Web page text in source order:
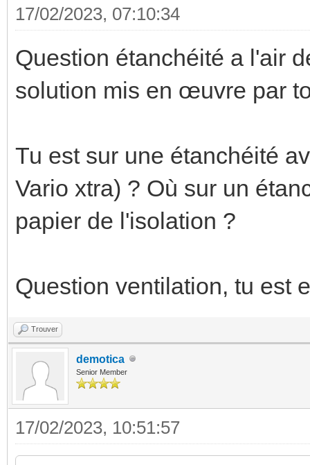
17/02/2023, 07:10:34
Question étanchéité a l'air
solution mis en œuvre par
Tu est sur une étanchéité
Vario xtra) ? Où sur un
papier de l'isolation ?
Question ventilation, tu est
Trouver
demotica
Senior Member
17/02/2023, 10:51:57